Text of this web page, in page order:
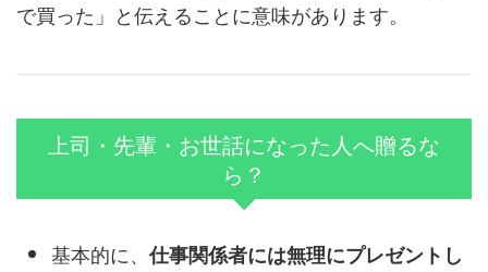
で買った」と伝えることに意味があります。
上司・先輩・お世話になった人へ贈るな
ら？
基本的に、 仕事関係者には無理にプレゼントし